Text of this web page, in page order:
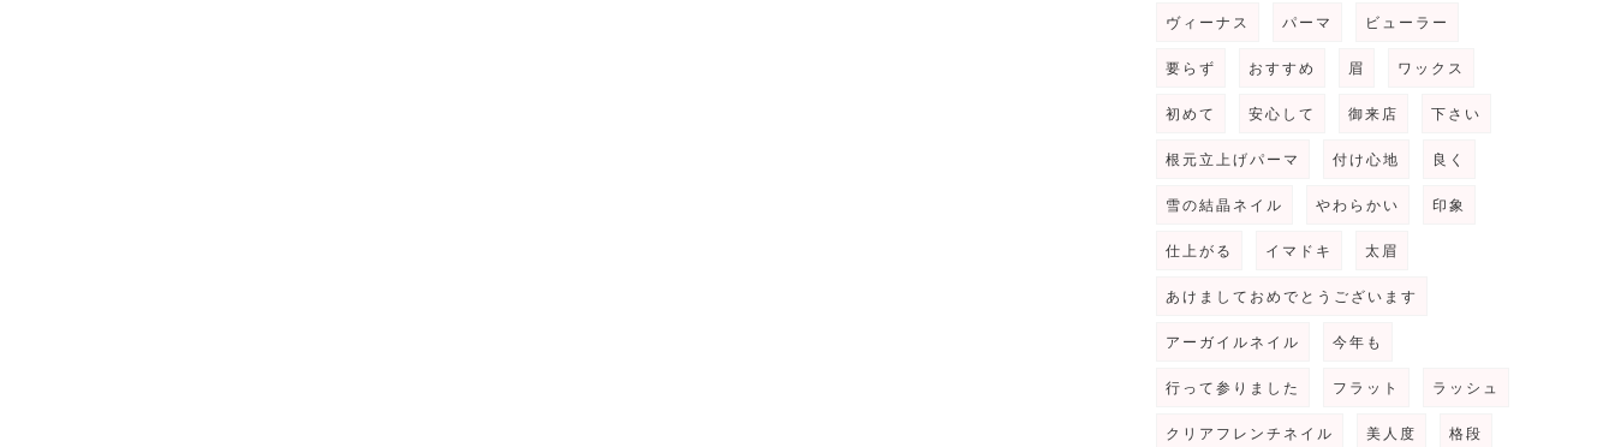
ヴィーナス パーマ ビューラー
要らず おすすめ 眉 ワックス
初めて 安心して 御来店 下さい
根元立上げパーマ 付け心地 良く
雪の結晶ネイル やわらかい 印象
仕上がる イマドキ 太眉
あけましておめでとうございます
アーガイルネイル 今年も
行って参りました フラット ラッシュ
クリアフレンチネイル 美人度 格段